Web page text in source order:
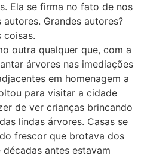
Ela se firma no fato de nos
Grandes autores?
coisas.
outra qualquer que, com a
árvores nas imediações
em homenagem a
para visitar a cidade
de ver crianças brincando
lindas árvores. Casas se
frescor que brotava dos
antes estavam